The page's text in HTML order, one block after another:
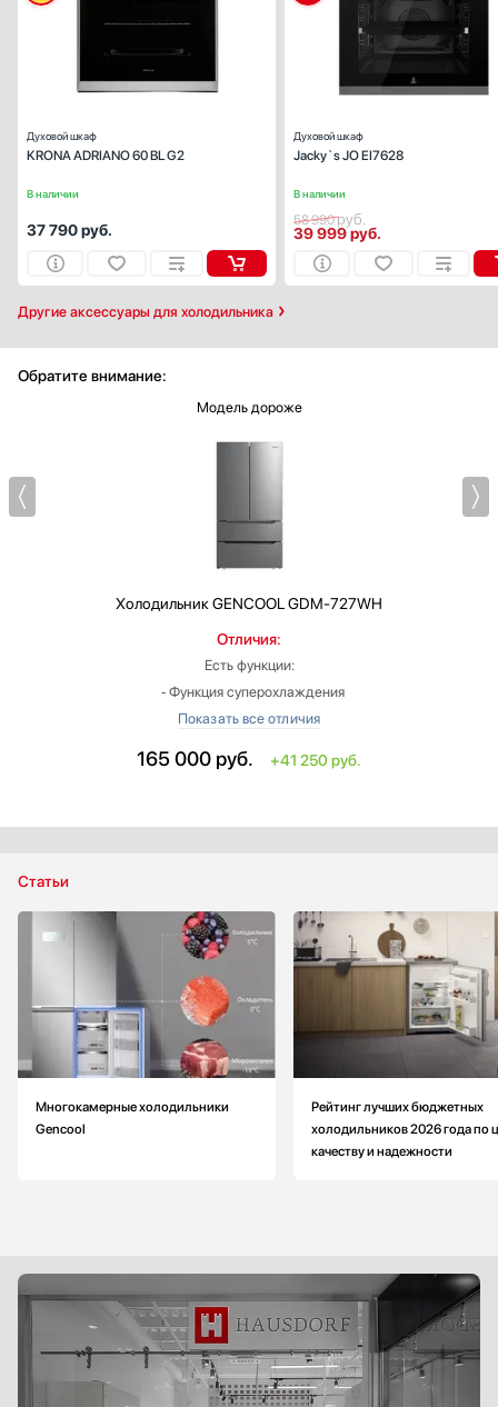
Другие аксессуары для холодильника
В наличии
Духовой шкаф
KRONA ADRIANO 60 BL G2
Число режимов работы:
37 790руб.
В наличии
Духовой шкаф
Jacky`s JO EI7628
58 990руб.
39 999руб.
Обратите внимание:
Модель дороже
ХолодильникGENCOOL GDM-727WH
Отличия:
Есть функции:
‐ Функция суперохлаждения
‐ Зона свежести
‐ Подключение к водопроводу
‐ 1 компрессор
Количество камер: 3
Цвет: серебристый
Класс энергопотребления: A+
165 000 руб. +41 250 руб.
Статьи
Многокамерные холодильники
Gencool
Рейтинг лучших бюджетных
холодильников 2026 года по
качеству и надежности